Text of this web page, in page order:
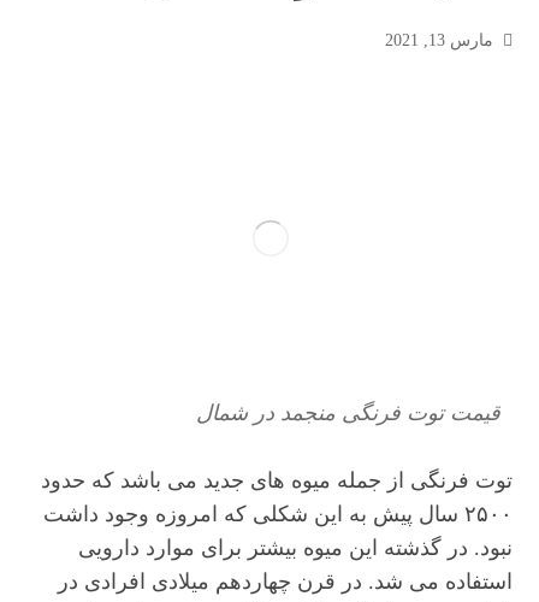
مارس 13, 2021
قیمت توت فرنگی منجمد در شمال
توت فرنگی از جمله میوه های جدید می باشد که حدود
۲۵۰۰ سال پیش به این شکلی که امروزه وجود داشت
نبود. در گذشته این میوه بیشتر برای موارد دارویی
استفاده می شد. در قرن چهاردهم میلادی افرادی در